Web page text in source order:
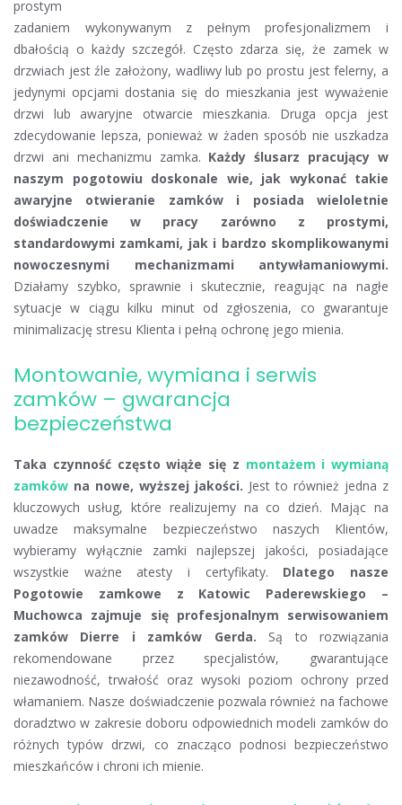
prostym
zadaniem wykonywanym z pełnym profesjonalizmem i
dbałością o każdy szczegół. Często zdarza się, że zamek w
drzwiach jest źle założony, wadliwy lub po prostu jest felerny, a
jedynymi opcjami dostania się do mieszkania jest wyważenie
drzwi lub awaryjne otwarcie mieszkania. Druga opcja jest
zdecydowanie lepsza, ponieważ w żaden sposób nie uszkadza
drzwi ani mechanizmu zamka. Każdy ślusarz pracujący w
naszym pogotowiu doskonale wie, jak wykonać takie
awaryjne otwieranie zamków i posiada wieloletnie
doświadczenie w pracy zarówno z prostymi,
standardowymi zamkami, jak i bardzo skomplikowanymi
nowoczesnymi mechanizmami antywłamaniowymi.
Działamy szybko, sprawnie i skutecznie, reagując na nagłe
sytuacje w ciągu kilku minut od zgłoszenia, co gwarantuje
minimalizację stresu Klienta i pełną ochronę jego mienia.
Montowanie, wymiana i serwis
zamków – gwarancja
bezpieczeństwa
Taka czynność często wiąże się z montażem i wymianą
zamków na nowe, wyższej jakości. Jest to również jedna z
kluczowych usług, które realizujemy na co dzień. Mając na
uwadze maksymalne bezpieczeństwo naszych Klientów,
wybieramy wyłącznie zamki najlepszej jakości, posiadające
wszystkie ważne atesty i certyfikaty. Dlatego nasze
Pogotowie zamkowe z Katowic Paderewskiego –
Muchowca zajmuje się profesjonalnym serwisowaniem
zamków Dierre i zamków Gerda. Są to rozwiązania
rekomendowane przez specjalistów, gwarantujące
niezawodność, trwałość oraz wysoki poziom ochrony przed
włamaniem. Nasze doświadczenie pozwala również na fachowe
doradztwo w zakresie doboru odpowiednich modeli zamków do
różnych typów drzwi, co znacząco podnosi bezpieczeństwo
mieszkańców i chroni ich mienie.